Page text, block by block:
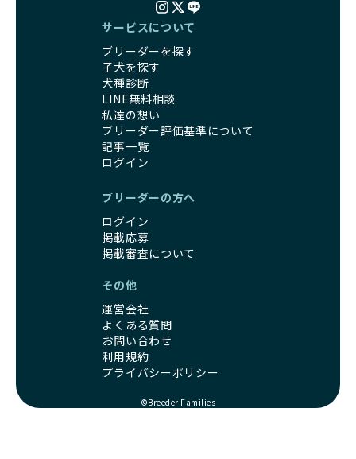
サービスについて
ブリーダーを探す
子犬を探す
犬種診断
LINE無料相談
私達の想い
ブリーダー評価基準について
記事一覧
ログイン
ブリーダーの方へ
ログイン
掲載応募
掲載審査について
その他
運営会社
よくある質問
お問い合わせ
利用規約
プライバシーポリシー
©Breeder Families